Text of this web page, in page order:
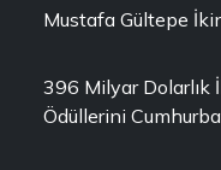
Mustafa Gültepe
396 Milyar Dolarlık
Ödüllerini